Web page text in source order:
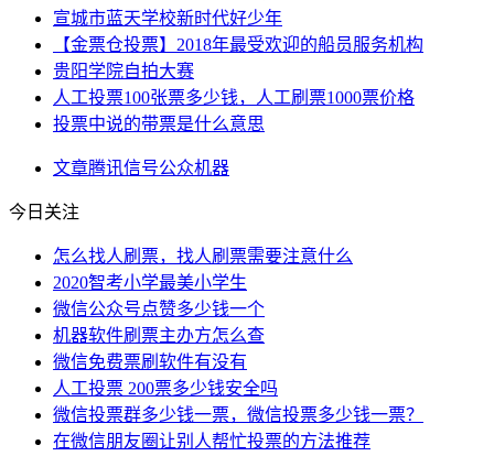
宣城市蓝天学校新时代好少年
【金票仓投票】2018年最受欢迎的船员服务机构
贵阳学院自拍大赛
人工投票100张票多少钱，人工刷票1000票价格
投票中说的带票是什么意思
文章腾讯信号公众机器
今日关注
怎么找人刷票，找人刷票需要注意什么
2020智考小学最美小学生
微信公众号点赞多少钱一个
机器软件刷票主办方怎么查
微信免费票刷软件有没有
人工投票 200票多少钱安全吗
微信投票群多少钱一票，微信投票多少钱一票？
在微信朋友圈让别人帮忙投票的方法推荐